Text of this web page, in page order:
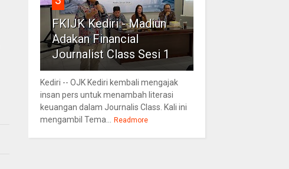
FKIJK Kediri - Madiun
Adakan Financial
Journalist Class Sesi 1
Kediri -- OJK Kediri kembali mengajak
insan pers untuk menambah literasi
keuangan dalam Journalis Class. Kali ini
mengambil Tema...
Readmore